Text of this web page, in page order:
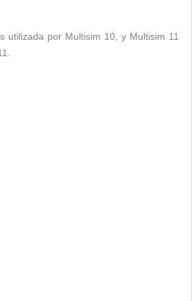
utilizada por Multisim 10, y Multisim 11